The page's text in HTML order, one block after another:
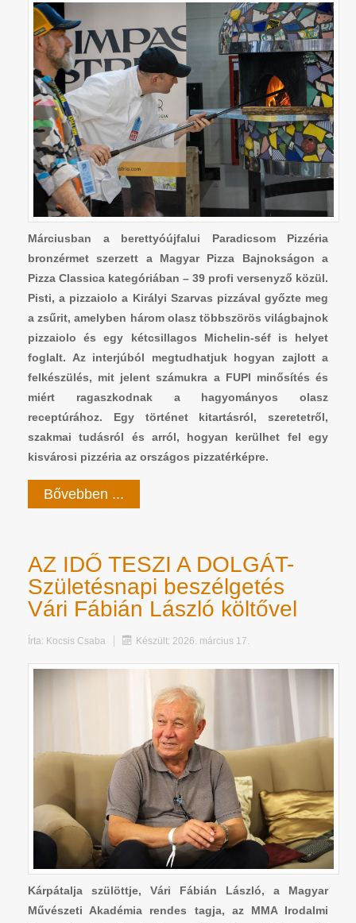
Márciusban a berettyóújfalui Paradicsom Pizzéria
bronzérmet szerzett a Magyar Pizza Bajnokságon a
Pizza Classica kategóriában – 39 profi versenyző közül.
Pisti, a pizzaiolo a Királyi Szarvas pizzával győzte meg
a zsűrit, amelyben három olasz többszörös világbajnok
pizzaiolo és egy kétcsillagos Michelin-séf is helyet
foglalt. Az interjúból megtudhatjuk hogyan zajlott a
felkészülés, mit jelent számukra a FUPI minősítés és
miért ragaszkodnak a hagyományos olasz
receptúrához. Egy történet kitartásról, szeretetről,
szakmai tudásról és arról, hogyan kerülhet fel egy
kisvárosi pizzéria az országos pizzatérképre.
Bővebben ...
AZ IDŐ TESZI A DOLGÁT-
Születésnapi beszélgetés
Vári Fábián László költővel
Írta: Kocsis Csaba Készült: 2026. március 17.
Kárpátalja szülöttje, Vári Fábián László, a Magyar
Művészeti Akadémia rendes tagja, az MMA Irodalmi